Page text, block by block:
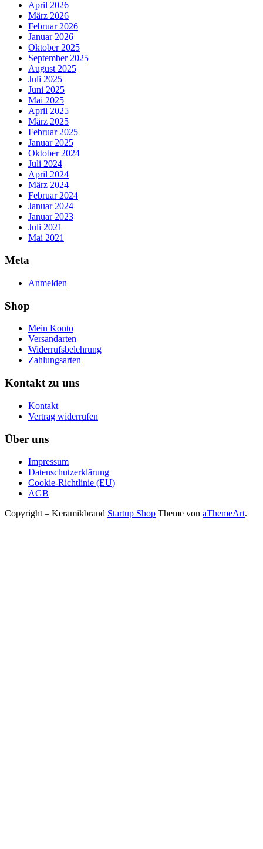
April 2026
März 2026
Februar 2026
Januar 2026
Oktober 2025
September 2025
August 2025
Juli 2025
Juni 2025
Mai 2025
April 2025
März 2025
Februar 2025
Januar 2025
Oktober 2024
Juli 2024
April 2024
März 2024
Februar 2024
Januar 2024
Januar 2023
Juli 2021
Mai 2021
Meta
Anmelden
Shop
Mein Konto
Versandarten
Widerrufsbelehrung
Zahlungsarten
Kontakt zu uns
Kontakt
Vertrag widerrufen
Über uns
Impressum
Datenschutzerklärung
Cookie-Richtlinie (EU)
AGB
Copyright – Keramikbrand Startup Shop Theme von aThemeArt.